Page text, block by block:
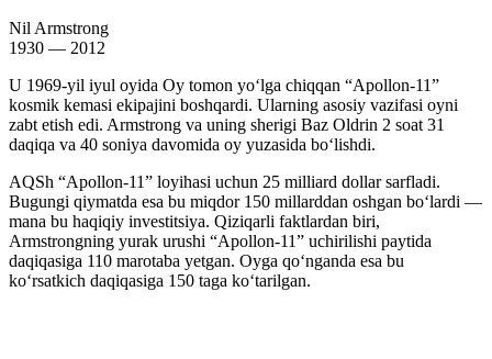
Nil Armstrong
1930 — 2012
U 1969-yil iyul oyida Oy tomon yoʻlga chiqqan “Apollon-11”
kosmik kemasi ekipajini boshqardi. Ularning asosiy vazifasi oyni
zabt etish edi. Armstrong va uning sherigi Baz Oldrin 2 soat 31
daqiqa va 40 soniya davomida oy yuzasida boʻlishdi.
AQSh “Apollon-11” loyihasi uchun 25 milliard dollar sarfladi.
Bugungi qiymatda esa bu miqdor 150 millarddan oshgan boʻlardi —
mana bu haqiqiy investitsiya. Qiziqarli faktlardan biri,
Armstrongning yurak urushi “Apollon-11” uchirilishi paytida
daqiqasiga 110 marotaba yetgan. Oyga qoʻnganda esa bu
koʻrsatkich daqiqasiga 150 taga koʻtarilgan.